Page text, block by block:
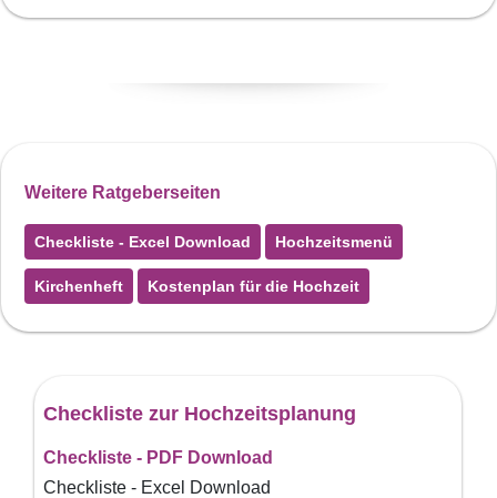
Weitere Ratgeberseiten
Checkliste - Excel Download Hochzeitsmenü
Kirchenheft Kostenplan für die Hochzeit
Checkliste zur Hochzeitsplanung
Checkliste - PDF Download
Checkliste - Excel Download